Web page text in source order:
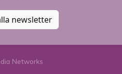
newsletter
Networks